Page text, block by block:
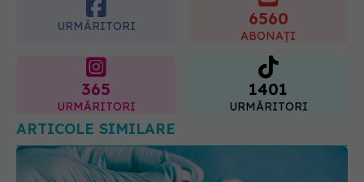
URMĂRITORI 6560
ABONAȚI
365
URMĂRITORI
1401
URMĂRITORI
ARTICOLE SIMILARE